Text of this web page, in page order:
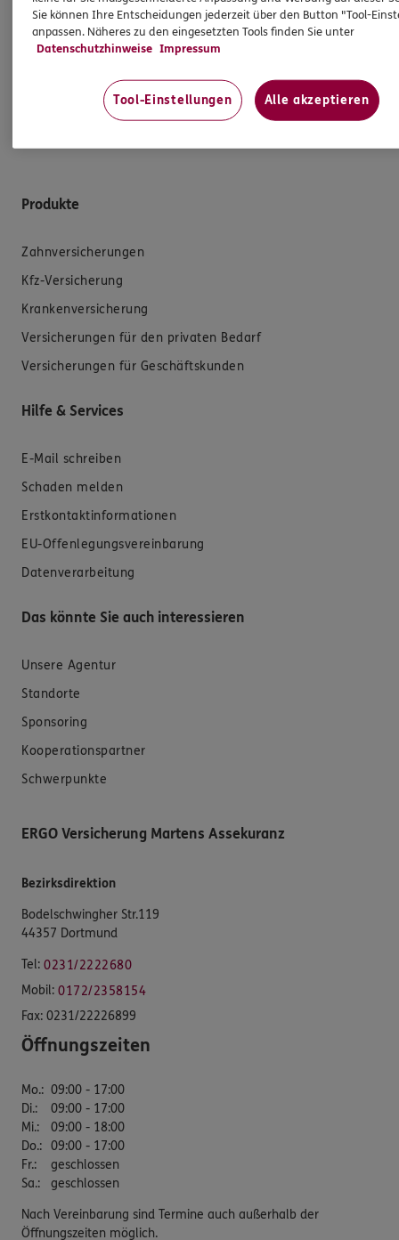
dazu an. Ich biete Beratung an, für die
Versicherungsvermittlung erhalte ich Provision,
ferner sonstige Zuwendungen.
Mehr Informationen
Produkte
Zahnversicherungen
Kfz-Versicherung
Krankenversicherung
Versicherungen für den privaten Bedarf
Versicherungen für Geschäftskunden
Hilfe & Services
E-Mail schreiben
Schaden melden
Erstkontaktinformationen
EU-Offenlegungsvereinbarung
Datenverarbeitung
Das könnte Sie auch interessieren
Unsere Agentur
Standorte
Sponsoring
Kooperationspartner
Schwerpunkte
ERGO Versicherung Martens Assekuranz
Bezirksdirektion
Bodelschwingher Str.119
44357 Dortmund
Tel: 0231/2222680
Mobil: 0172/2358154
Fax: 0231/22226899
Öffnungszeiten
Mo.: 09:00 - 17:00
Di.:
09:00 - 17:00
Mi.:
09:00 - 18:00
Do.: 09:00 - 17:00
Fr.:
geschlossen
Sa.: geschlossen
Nach Vereinbarung sind Termine auch außerhalb der
Öffnungszeiten möglich.
Sie können Ihre Entscheidungen jederzeit über den Button "Tool-
anpassen. Näheres zu den eingesetzten Tools finden Sie unter
Datenschutzhinweise Impressum
Tool-Einstellungen Alle akzeptieren